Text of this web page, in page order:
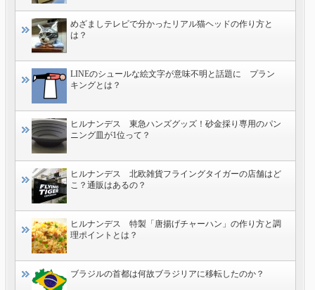
めざましテレビで分かったリアル猫ヘッドの作り方と
は？
LINEのシュールな絵文字が意味不明と話題に プラン
キングとは？
ヒルナンデス 東急ハンズグッズ！砂金採り専用のパン
ニング皿が1位って？
ヒルナンデス 北欧雑貨フライングタイガーの店舗はど
こ？通販はあるの？
ヒルナンデス 特製「唐揚げチャーハン」の作り方と調
理ポイントとは？
ブラジルの首都は何故ブラジリアに移転したのか？